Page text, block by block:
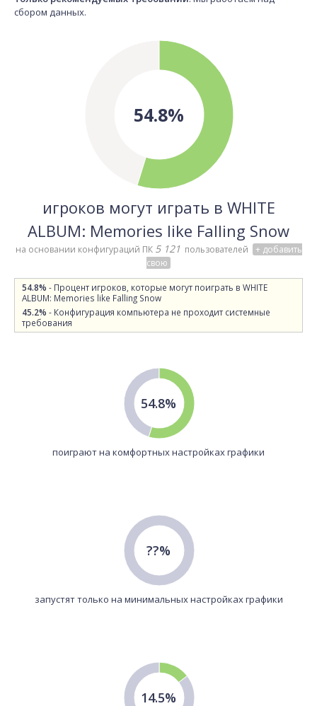
сбором данных.
54.8%
игроков могут играть в WHITE
ALBUM: Memories like Falling Snow
на основании конфигураций ПК 5 121 пользователей
+ добавить
свою
54.8% - Процент игроков, которые могут поиграть в WHITE
ALBUM: Memories like Falling Snow
45.2% - Конфигурация компьютера не проходит системные
требования
54.8%
поиграют на комфортных настройках графики
??%
запустят только на минимальных настройках графики
14.5%